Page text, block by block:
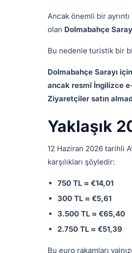
Ancak önemli bir
olan Dolmabahçe
Bu nedenle turistik bir
Dolmabahçe Sarayı
ancak resmî İngilizce
Ziyaretçiler satın
Yaklaşık
12 Haziran 2026 tarihli
karşılıkları şöyledir:
750 TL ≈ €14,01
300 TL ≈ €5,61
3.500 TL ≈ €65,40
2.750 TL ≈ €51,39
Bu euro rakamları